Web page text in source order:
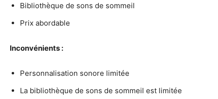
Bibliothèque de sons de sommeil
Prix abordable
Inconvénients :
Personnalisation sonore limitée
La bibliothèque de sons de sommeil est limitée